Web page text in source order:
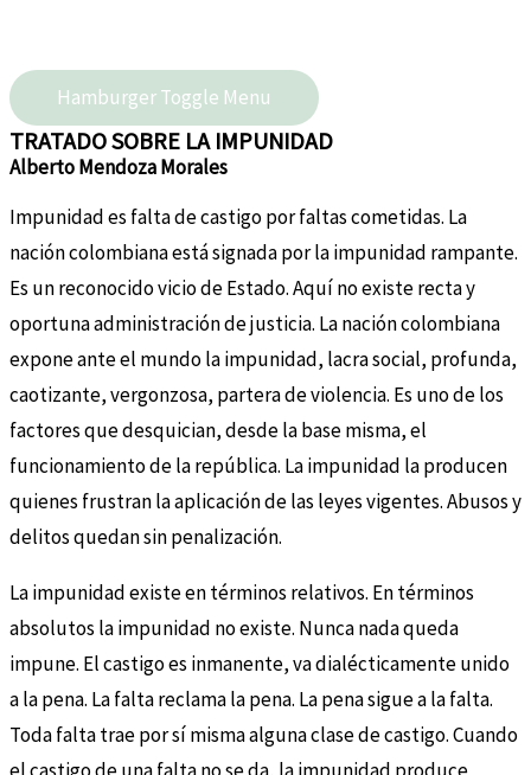
Hamburger Toggle Menu
TRATADO SOBRE LA IMPUNIDAD
Alberto Mendoza Morales
Impunidad es falta de castigo por faltas cometidas. La
nación colombiana está signada por la impunidad rampante.
Es un reconocido vicio de Estado. Aquí no existe recta y
oportuna administración de justicia. La nación colombiana
expone ante el mundo la impunidad, lacra social, profunda,
caotizante, vergonzosa, partera de violencia. Es uno de los
factores que desquician, desde la base misma, el
funcionamiento de la república. La impunidad la producen
quienes frustran la aplicación de las leyes vigentes. Abusos y
delitos quedan sin penalización.
La impunidad existe en términos relativos. En términos
absolutos la impunidad no existe. Nunca nada queda
impune. El castigo es inmanente, va dialécticamente unido
a la pena. La falta reclama la pena. La pena sigue a la falta.
Toda falta trae por sí misma alguna clase de castigo. Cuando